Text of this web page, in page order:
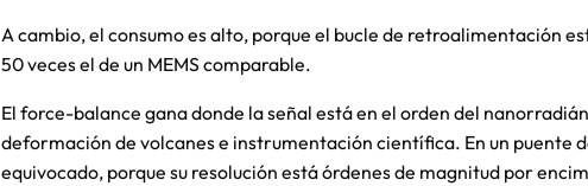
A cambio, el consumo es alto, porque el bucle de retroalimentación
50 veces el de un MEMS comparable.
El force-balance gana donde la señal está en el orden del
deformación de volcanes e instrumentación científica. En un puente
equivocado, porque su resolución está órdenes de magnitud por